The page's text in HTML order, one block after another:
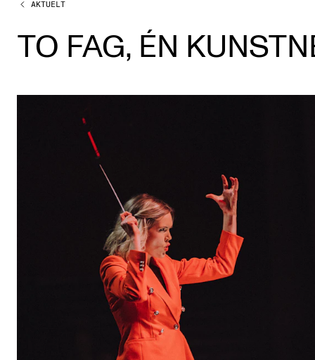
STUDIER
Alle studier
Bachelor
Årsstudium og videreutdanning
Etterutdanning og kurs
Søknad og opptak
AKTUELT
TO FAG, ÉN